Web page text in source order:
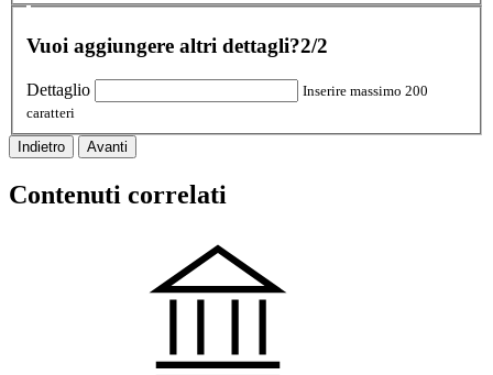
Vuoi aggiungere altri dettagli?2/2
Dettaglio
Inserire massimo 200
caratteri
Indietro Avanti
Contenuti correlati